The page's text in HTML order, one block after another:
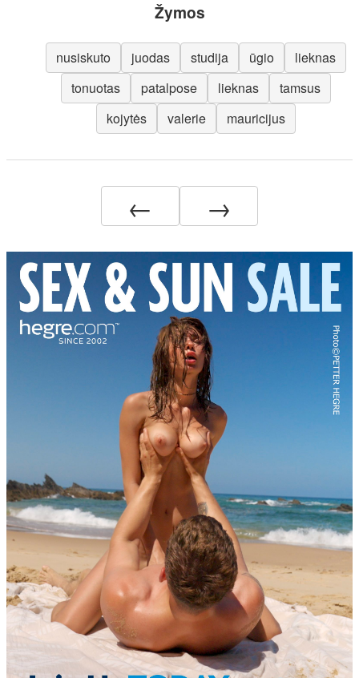
Žymos
nusiskuto juodas studija ūgio
lieknas
tonuotas
patalpose lieknas
tamsus
kojytės
valerie mauricijus
← →